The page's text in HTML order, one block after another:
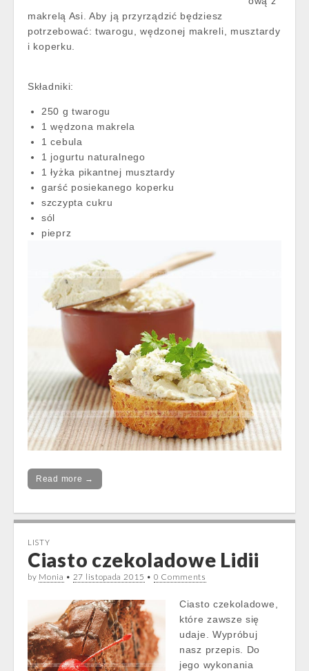
makrelą Asi. Aby ją przyrządzić będziesz
potrzebować: twarogu, wędzonej makreli, musztardy
i koperku.
Składniki:
250 g twarogu
1 wędzona makrela
1 cebula
1 jogurtu naturalnego
1 łyżka pikantnej musztardy
garść posiekanego koperku
szczypta cukru
sól
pieprz
Read more →
LISTY
Ciasto czekoladowe Lidii
by Monia • 27 listopada 2015 • 0 Comments
Ciasto czekoladowe,
które zawsze się
udaje. Wypróbuj
nasz przepis. Do
jego wykonania